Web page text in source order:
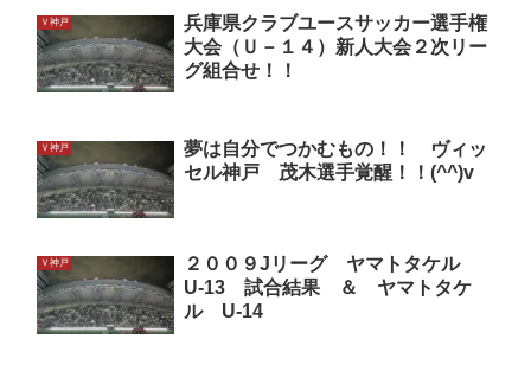
Ｖ神戸
兵庫県クラブユースサッカー選手権
大会（Ｕ－１４）新人大会２次リー
グ組合せ！！
Ｖ神戸
夢は自分でつかむもの！！ ヴィッ
セル神戸 茂木選手覚醒！！(^^)v
Ｖ神戸
２００９Jリーグ ヤマトタケル
U-13 試合結果 ＆ ヤマトタケ
ル U-14